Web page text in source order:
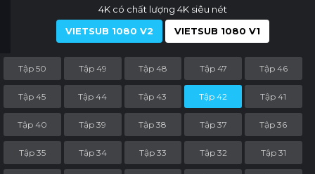
4K có chất lượng 4K siêu nét
VIETSUB 1080 V2
VIETSUB 1080 V1
Tập 50 Tập 49 Tập 48 Tập 47 Tập 46
Tập 45 Tập 44 Tập 43 Tập 42 Tập 41
Tập 40 Tập 39 Tập 38 Tập 37 Tập 36
Tập 35 Tập 34 Tập 33 Tập 32 Tập 31